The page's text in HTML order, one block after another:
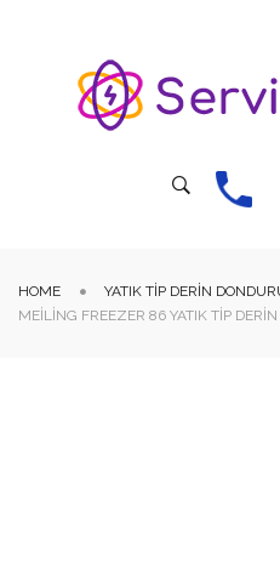
HOME YATIK TIP DERIN
MEILING FREEZER 86 YATIK TIP